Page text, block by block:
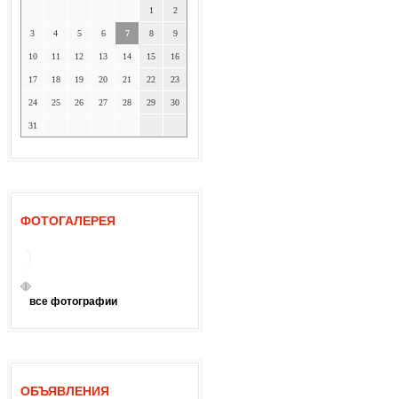
1 2
3 4 5 6 7 8 9
10 11 12 13 14 15 16
17 18 19 20 21 22 23
24 25 26 27 28 29 30
31
ФОТОГАЛЕРЕЯ
все фотографии
ОБЪЯВЛЕНИЯ